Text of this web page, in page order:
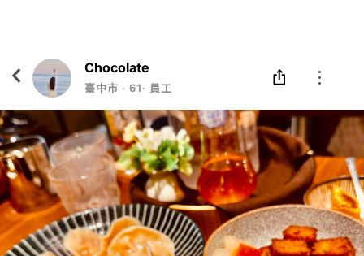
Chocolate
臺中市 ‧ 61‧ 員工